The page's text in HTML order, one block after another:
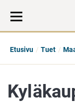
Etusivu Tuet